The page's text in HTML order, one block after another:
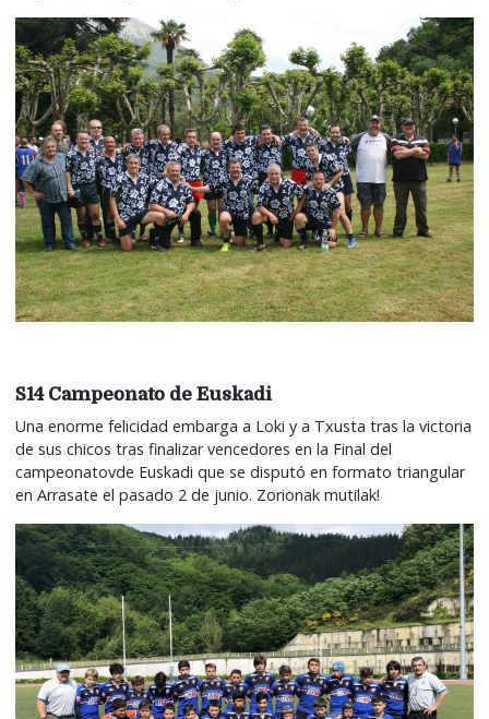
S14 Campeonato de Euskadi
Una enorme felicidad embarga a Loki y a Txusta tras la victoria
de sus chicos tras finalizar vencedores en la Final del
campeonatovde Euskadi que se disputó en formato triangular
en Arrasate el pasado 2 de junio. Zorionak mutilak!